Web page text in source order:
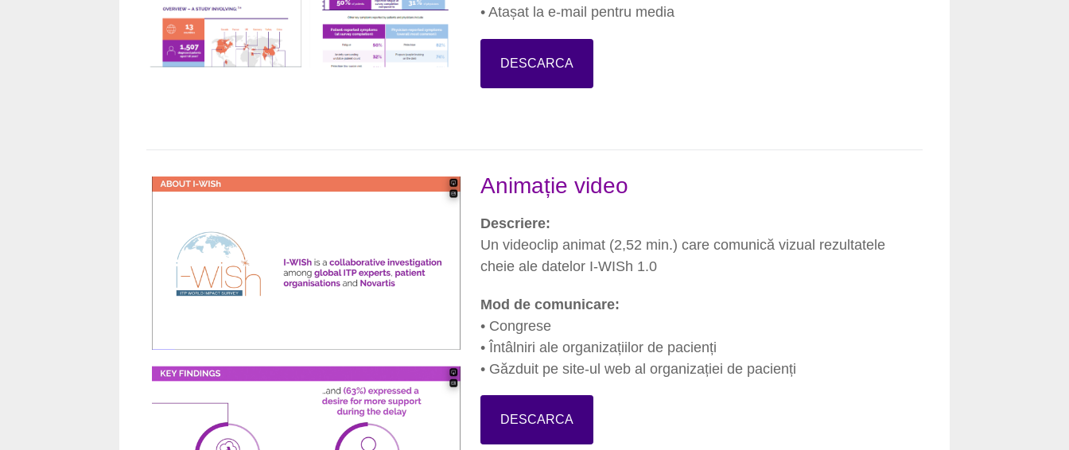
• Atașat la e-mail pentru media
DESCARCA
Animație video
Descriere:
Un videoclip animat (2,52 min.) care comunică vizual rezultatele
cheie ale datelor I-WISh 1.0
Mod de comunicare:
• Congrese
• Întâlniri ale organizațiilor de pacienți
• Găzduit pe site-ul web al organizației de pacienți
DESCARCA